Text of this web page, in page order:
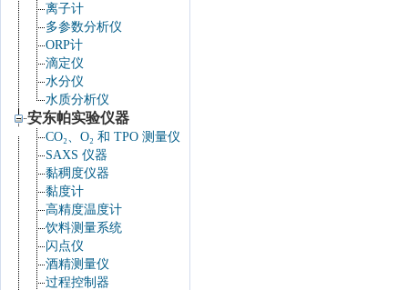
离子计
多参数分析仪
ORP计
滴定仪
水分仪
水质分析仪
安东帕实验仪器
CO₂、O₂ 和 TPO 测量仪
SAXS 仪器
黏稠度仪器
黏度计
高精度温度计
饮料测量系统
闪点仪
酒精测量仪
过程控制器